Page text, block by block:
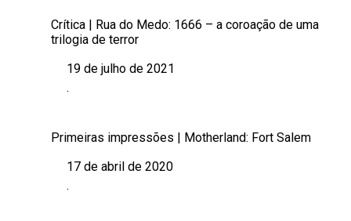
Crítica | Rua do Medo: 1666 – a coroação de uma
trilogia de terror
Data19 de julho de 2021
Em relação a
.
Primeiras impressões | Motherland: Fort Salem
Data17 de abril de 2020
Em relação a
.